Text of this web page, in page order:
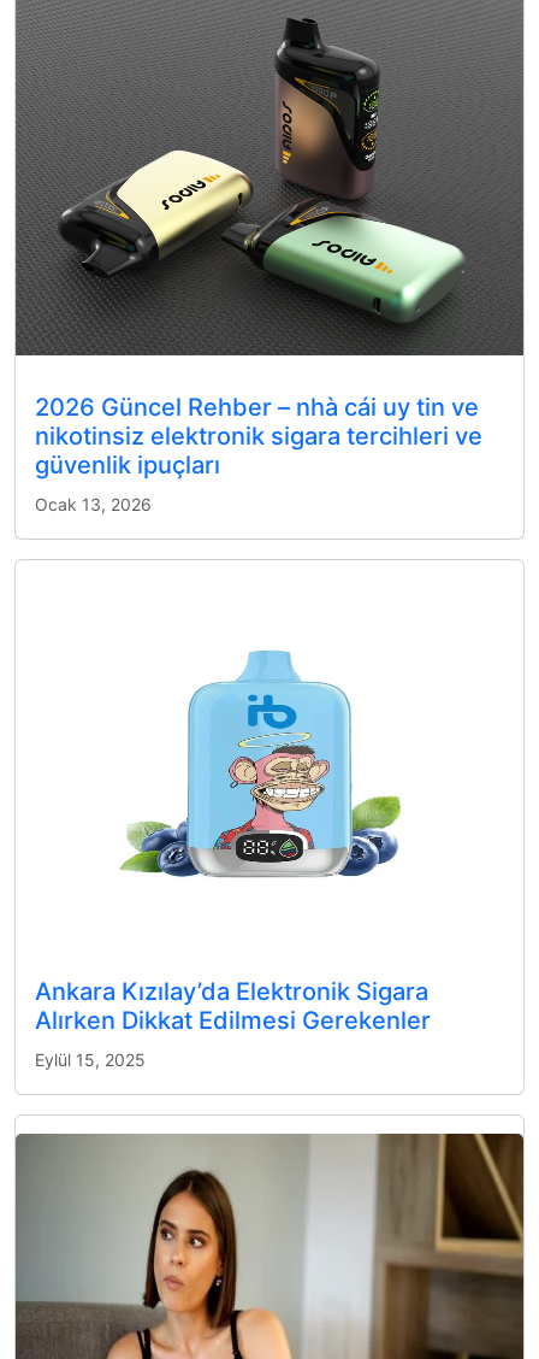
2026 Güncel Rehber – nhà cái uy tin ve
nikotinsiz elektronik sigara tercihleri ve
güvenlik ipuçları
Ocak 13, 2026
Ankara Kızılay’da Elektronik Sigara
Alırken Dikkat Edilmesi Gerekenler
Eylül 15, 2025